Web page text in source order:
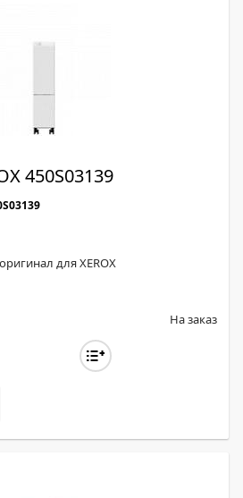
450S03139
для XEROX
На заказ